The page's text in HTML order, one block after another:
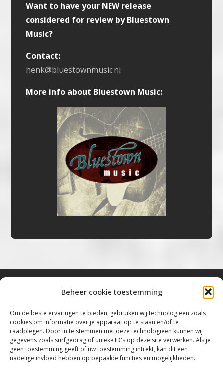
Beheer cookie toestemming
Om de beste ervaringen te bieden, gebruiken wij technologieën zoals
cookies om informatie over je apparaat op te slaan en/of te
raadplegen. Door in te stemmen met deze technologieën kunnen wij
gegevens zoals surfgedrag of unieke ID's op deze site verwerken. Als je
geen toestemming geeft of uw toestemming intrekt, kan dit een
nadelige invloed hebben op bepaalde functies en mogelijkheden.
Want to have your NEW release
considered for review by Bluestown
Music?
Contact:
henk@bluestownmusic.nl
More info about Bluestown Music:
“Voor de mooiste Blues, Rock, Roots &
Americana”
Copyright 2019 – 2026 Bluestown Music – All